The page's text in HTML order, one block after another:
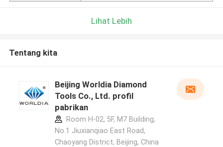
Lihat Lebih
Tentang kita
Beijing Worldia Diamond
Tools Co., Ltd. profil
pabrikan
Room H-02, 5F, M7 Building,
No.1 Jiuxianqiao East Road,
Chaoyang District, Beijing, China